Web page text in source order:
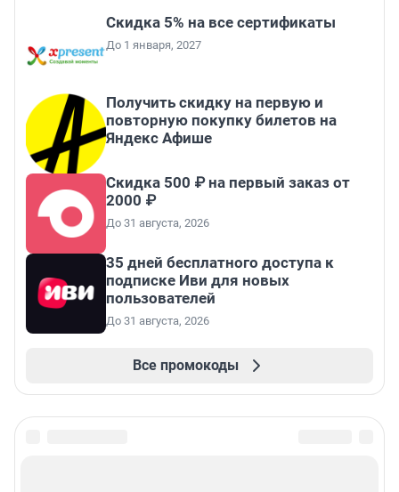
Скидка 5% на все сертификаты
До 1 января, 2027
Получить скидку на первую и
повторную покупку билетов на
Яндекс Афише
Скидка 500 ₽ на первый заказ от
2000 ₽
До 31 августа, 2026
35 дней бесплатного доступа к
подписке Иви для новых
пользователей
До 31 августа, 2026
Все промокоды